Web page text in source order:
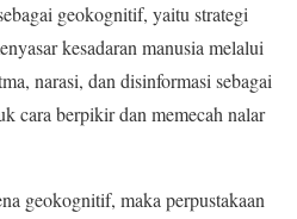
geokognitif, yaitu strategi
kesadaran manusia melalui
narasi, dan disinformasi sebagai
cara berpikir dan memecah nalar
geokognitif, maka perpustakaan